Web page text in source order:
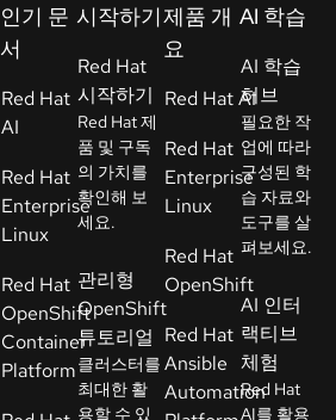
개
자
평
가
판
인기 문
서
Red Hat
AI
Red Hat
Enterprise
Linux
Red Hat
OpenShift
Container
Platform
시작하기
Red Hat
시작하기
Red Hat 제
품 및 구독
의 가치를
확인해 보
세요.
관리형
OpenShift
튜토리얼
클러스터를
최대한 활
용할 수 있
제품 개
요
Red Hat AI
Red Hat
Enterprise
Linux
Red Hat
OpenShift
Red Hat
Ansible
Automation
AI 학습
AI 학습
허브
필요한 작
업에 따라
구성된 학
습 자료와
도구를 살
펴보세요.
AI 인터
랙티브
체험
Red Hat
AI를 활용